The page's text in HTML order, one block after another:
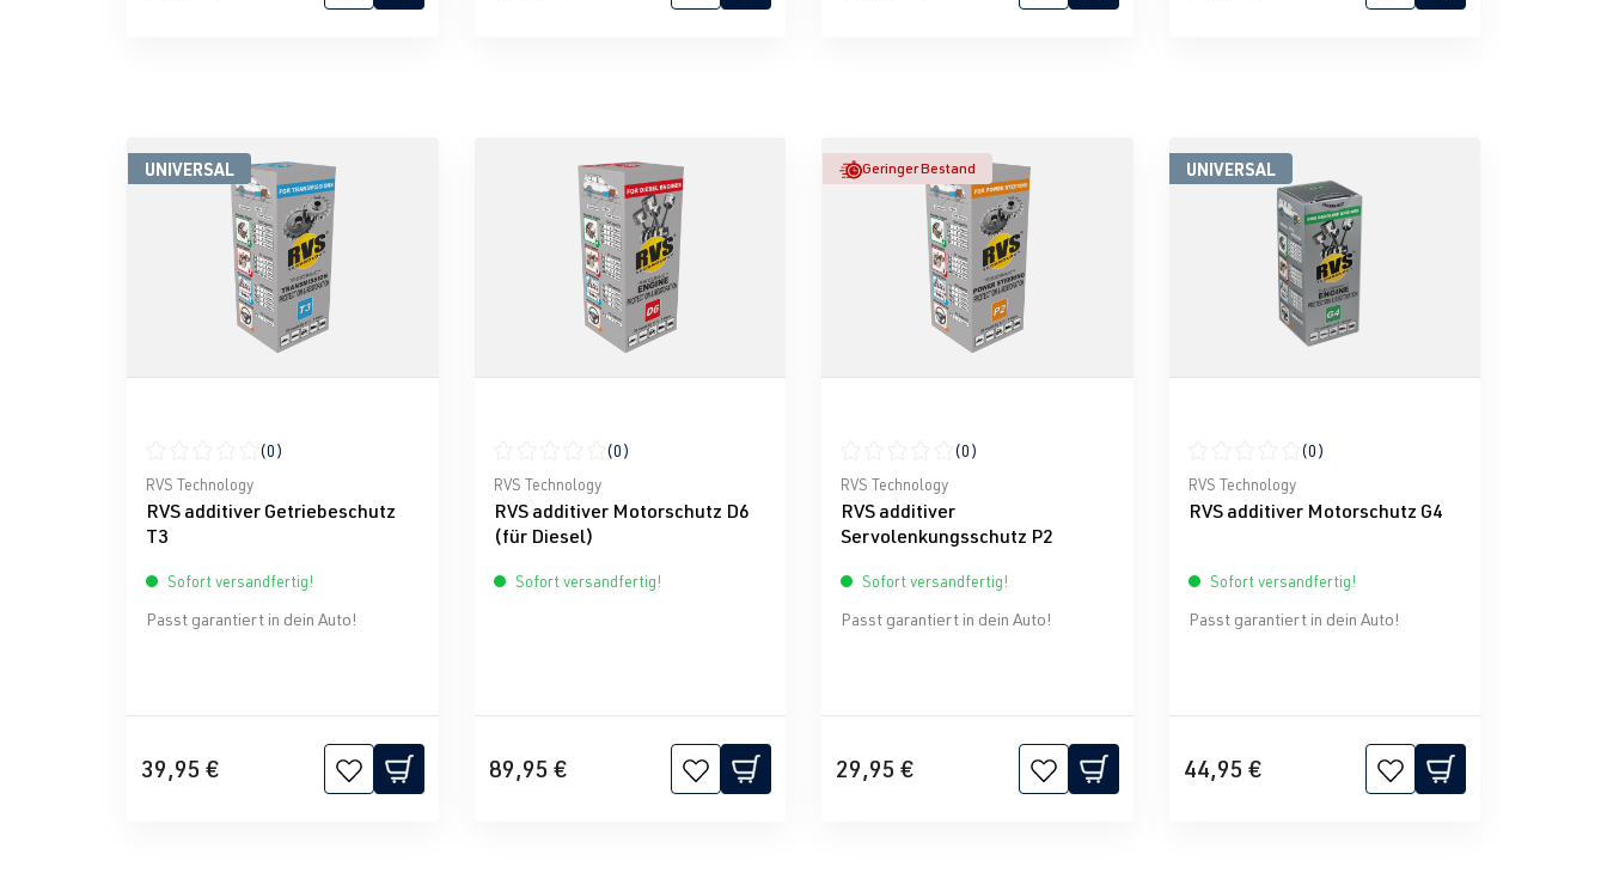
UNIVERSAL
Durchschnittliche Bewertung von 0 von 5 Sternen
(0)
RVS Technology
RVS additiver Getriebeschutz
T3
Sofort versandfertig!
Passt garantiert in dein Auto!
39,95 €
Durchschnittliche Bewertung von 0 von 5 Sternen
(0)
RVS Technology
RVS additiver Motorschutz D6
(für Diesel)
Sofort versandfertig!
89,95 €
Geringer Bestand
Durchschnittliche Bewertung von 0 von 5 Sternen
(0)
RVS Technology
RVS additiver
Servolenkungsschutz P2
Sofort versandfertig!
Passt garantiert in dein Auto!
29,95 €
UNIVERSAL
Durchschnittliche Bewertung von 0 von 5 Sternen
(0)
RVS Technology
RVS additiver Motorschutz G4
Sofort versandfertig!
Passt garantiert in dein Auto!
44,95 €